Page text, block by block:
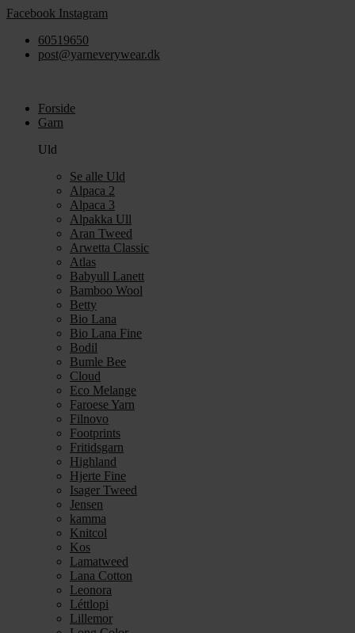
Videre
indhold
Facebook Instagram
60519650
post@yarneverywear.dk
Forside
Garn
Uld
Se alle Uld
Alpaca 2
Alpaca 3
Alpakka Ull
Aran Tweed
Arwetta Classic
Atlas
Babyull Lanett
Bamboo Wool
Betty
Bio Lana
Bio Lana Fine
Bodil
Bumle Bee
Cloud
Eco Melange
Faroese Yarn
Filnovo
Footprints
Fritidsgarn
Highland
Hjerte Fine
Isager Tweed
Jensen
kamma
Knitcol
Kos
Lamatweed
Lana Cotton
Leonora
Léttlopi
Lillemor